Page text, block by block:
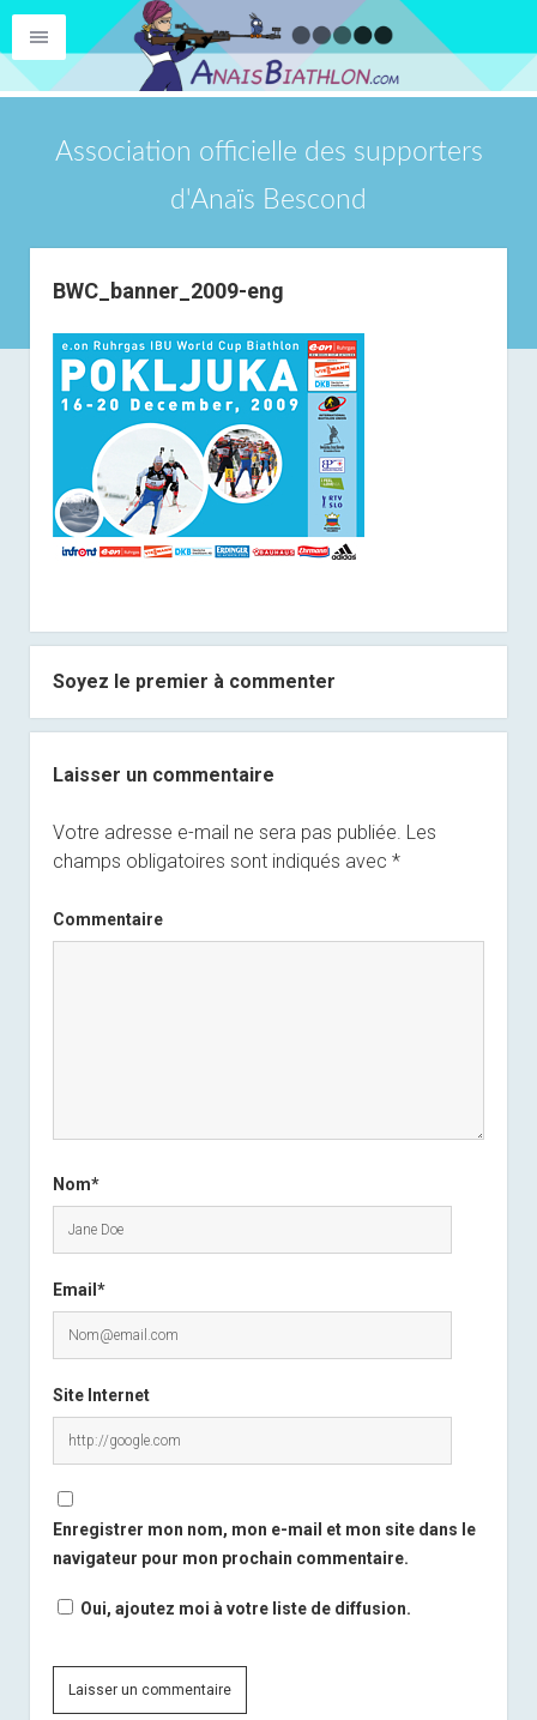
Association officielle des supporters
d'Anaïs Bescond
BWC_banner_2009-eng
Soyez le premier à commenter
Laisser un commentaire
Votre adresse e-mail ne sera pas publiée. Les
champs obligatoires sont indiqués avec *
Commentaire
Nom*
Email*
Site Internet
Enregistrer mon nom, mon e-mail et mon site dans le
navigateur pour mon prochain commentaire.
Oui, ajoutez moi à votre liste de diffusion.